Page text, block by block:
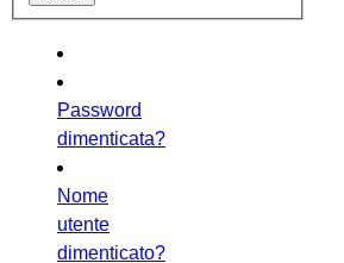
Password
dimenticata?
Nome
utente
dimenticato?